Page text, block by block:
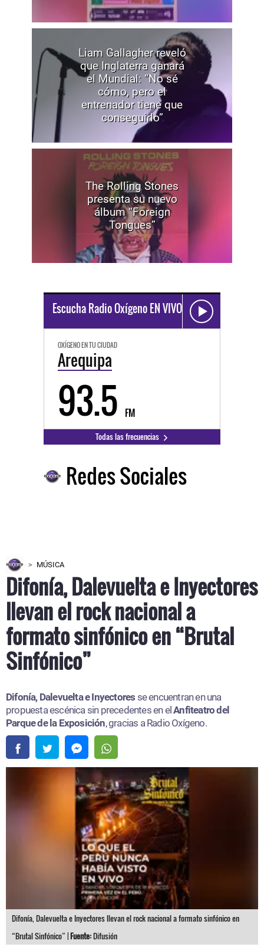
Liam Gallagher reveló
que Inglaterra ganará
el Mundial: “No sé
cómo, pero el
entrenador tiene que
conseguirlo”
The Rolling Stones
presenta su nuevo
álbum “Foreign
Tongues”
Escucha Radio Oxígeno EN VIVO
OXÍGENO EN TU CIUDAD
Arequipa
93.5 FM
Todas las frecuencias
Redes Sociales
MÚSICA
Difonía, Dalevuelta e Inyectores
llevan el rock nacional a
formato sinfónico en “Brutal
Sinfónico”
Difonía, Dalevuelta e Inyectores se encuentran en una
propuesta escénica sin precedentes en elAnfiteatro del
Parque de la Exposición, gracias a Radio Oxígeno.
Difonía, Dalevuelta e Inyectores llevan el rock nacional a formato sinfónico en
“Brutal Sinfónico” |Fuente:Difusión